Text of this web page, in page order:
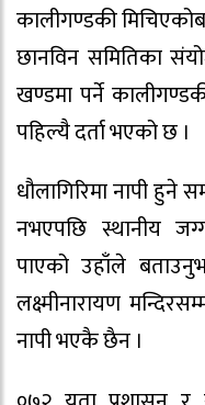
कालीगण्डकी
छानविन समितिका
खण्डमा पर्ने
पहिल्यै दर्ता भएको छ ।
धौलागिरिमा नापी
नभएपछि स्थानीय
पाएको उहाँले
लक्ष्मीनारायण
नापी भएकै छैन ।